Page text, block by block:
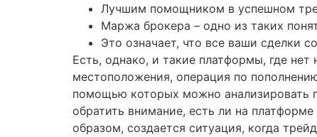
Лучшим помощником в успешном
Маржа брокера – одно из таких
Это означает, что все ваши сделки
Есть, однако, и такие платформы, где
местоположения, операция по
помощью которых можно анализировать
обратить внимание, есть ли на
образом, создается ситуация, когда